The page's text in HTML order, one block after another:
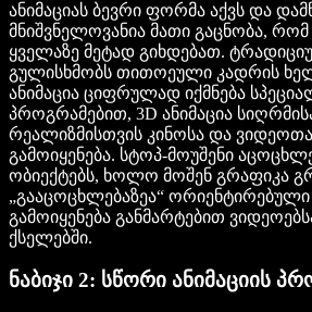
ანიმაციას ბევრი ფორმა აქვს და
მნიშვნელოვანია მათი გაცნობა,
ყველაზე მეტად გიხდებათ.
გულისხმობს თითოეული კადრის
ანიმაცია ციფრულად იქმნება
პროგრამებით, 3D ანიმაცია
რეალიზმისთვის კინოსა და
გამოიყენება. სტოპ-მოუშენი
ობიექტებს, ხოლო მოშენ გრაფიკა
„გააცოცხლებაზეა“
გამოიყენება განმარტებით
ქსელებში.
ნაბიჯი 2: სწორი ანიმაციის